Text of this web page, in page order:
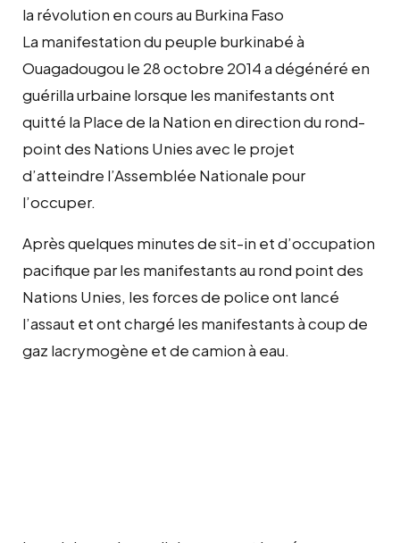
la révolution en cours au Burkina Faso
La manifestation du peuple burkinabé à
Ouagadougou le 28 octobre 2014 a dégénéré en
guérilla urbaine lorsque les manifestants ont
quitté la Place de la Nation en direction du rond-
point des Nations Unies avec le projet
d’atteindre l’Assemblée Nationale pour
l’occuper.
Après quelques minutes de sit-in et d’occupation
pacifique par les manifestants au rond point des
Nations Unies, les forces de police ont lancé
l’assaut et ont chargé les manifestants à coup de
gaz lacrymogène et de camion à eau.